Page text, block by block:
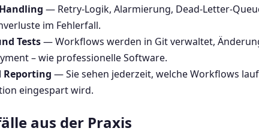
— Retry-Logik, Alarmierung, Dead-Letter-
im Fehlerfall.
Tests— Workflows werden in Git verwaltet,
– wie professionelle Software.
— Sie sehen jederzeit, welche Workflows
eingespart wird.
aus der Praxis